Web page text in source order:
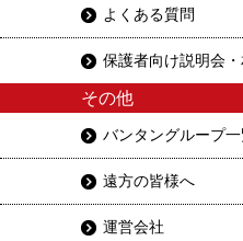
よくある質問
保護者向け説明会
その他
バンタングループ
遠方の皆様へ
運営会社